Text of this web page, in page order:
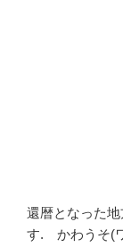
還暦となった
す. かわうそ(